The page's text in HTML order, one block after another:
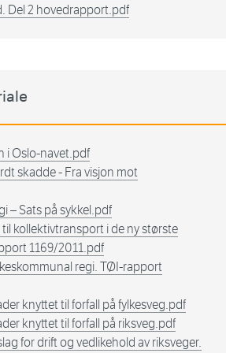
Del 2 hovedrapport.pdf
i Oslo-navet.pdf
skadde - Fra visjon mot
– Sats på sykkel.pdf
kollektivtransport i de ny største
1169/2011.pdf
regi. TØI-rapport
knyttet til forfall på fylkesveg.pdf
knyttet til forfall på riksveg.pdf
for drift og vedlikehold av riksveger.